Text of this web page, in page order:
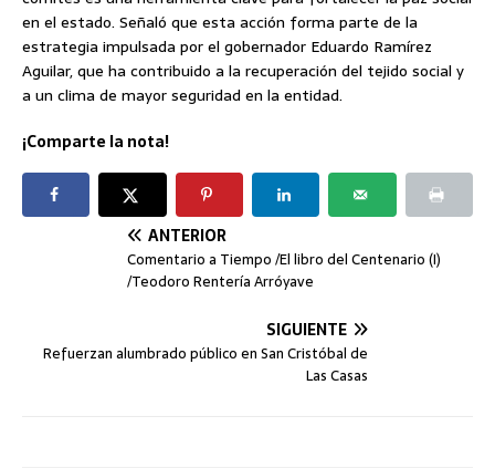
en el estado. Señaló que esta acción forma parte de la
estrategia impulsada por el gobernador Eduardo Ramírez
Aguilar, que ha contribuido a la recuperación del tejido social y
a un clima de mayor seguridad en la entidad.
¡Comparte la nota!
ANTERIOR
Comentario a Tiempo /El libro del Centenario (I)
/Teodoro Rentería Arróyave
SIGUIENTE
Refuerzan alumbrado público en San Cristóbal de
Las Casas